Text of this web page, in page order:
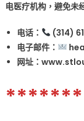
电医疗机构，避免未
电话：
(314)
电子邮件：
网址：